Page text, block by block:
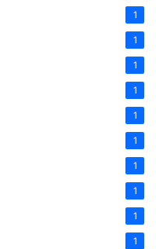
1
1
1
1
1
1
1
1
1
1